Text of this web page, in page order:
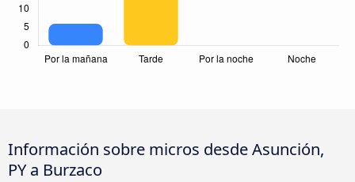
Información sobre micros desde Asunción,
PY a Burzaco